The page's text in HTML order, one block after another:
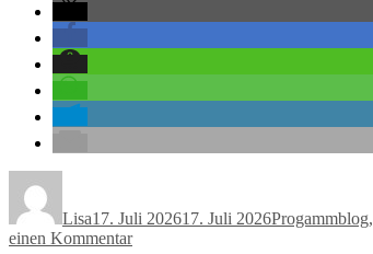
Lisa17. Juli 202617. Juli 2026Progammblog,
einen Kommentarzu